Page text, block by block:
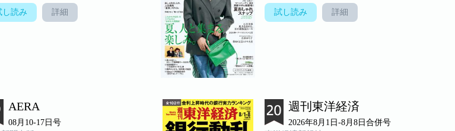
し読み 詳細 試し読み 詳細
AERA
08月10-17日号
週刊東洋経済
2026年8月1日-8月8日合併号